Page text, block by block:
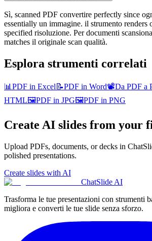
Sì, scanned PDF convertire perfectly since
essentially un immagine. il strumento renders
specified risoluzione. Per documenti
matches il originale scan qualità.
Esplora strumenti correlati
📊 PDF in Excel 📝PDF in Word📽️Da PDF a
HTML🖼️PDF in JPG🖼️PDF in PNG
Create AI slides from your
Upload PDFs, documents, or decks in
polished presentations.
Create slides with AI
ChatSlide AI
Trasforma le tue presentazioni con strumenti
migliora e converti le tue slide senza sforzo.